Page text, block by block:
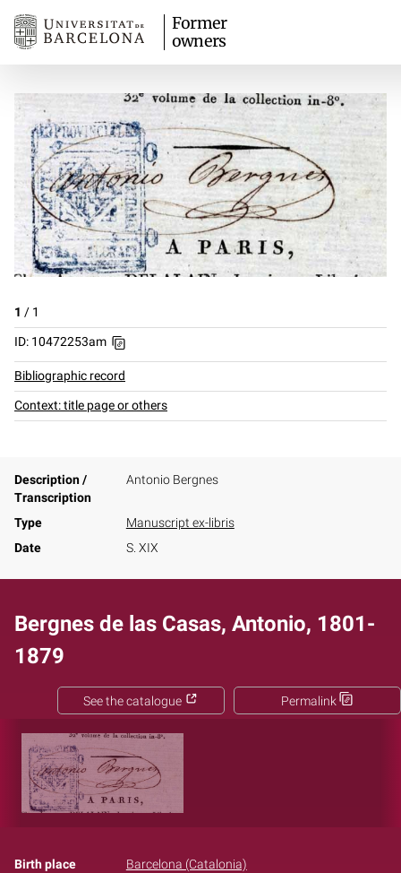
Former
owners
1 / 1
ID: 10472253am
Bibliographic record
Context: title page or others
Description /
Transcription
Antonio Bergnes
Type
Manuscript ex-libris
Date
S. XIX
Bergnes de las Casas, Antonio, 1801-
1879
Permalink
See the catalogue
Birth place
Barcelona (Catalonia)